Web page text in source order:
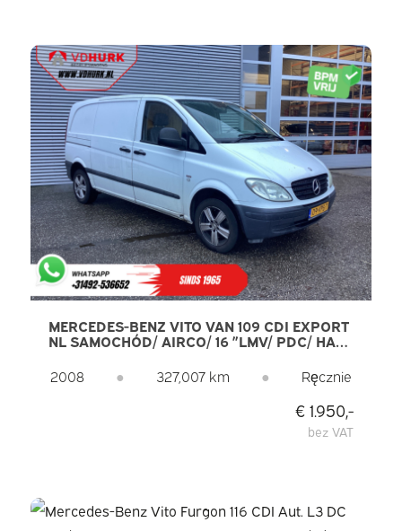
MERCEDES-BENZ VITO VAN 109 CDI EXPORT
NL SAMOCHÓD/ AIRCO/ 16 ”LMV/ PDC/ HAK
2008
● 327,007 km ● Ręcznie
€ 1.950,-
bez VAT